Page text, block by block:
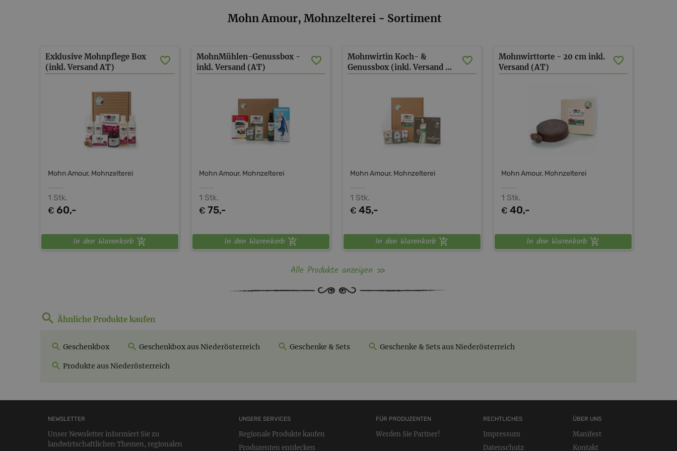
Mohn Amour, Mohnzelterei - Sortiment
Exklusive Mohnpflege Box
(inkl. Versand AT)
Mohn Amour, Mohnzelterei
1 Stk.
€ 60,-
In den Warenkorb
MohnMühlen-Genussbox -
inkl. Versand (AT)
Mohn Amour, Mohnzelterei
1 Stk.
€ 75,-
In den Warenkorb
Mohnwirtin Koch- &
Genussbox (inkl. Versand AT)
Mohn Amour, Mohnzelterei
1 Stk.
€ 45,-
In den Warenkorb
Mohnwirttorte - 20 cm inkl.
Versand (AT)
Mohn Amour, Mohnzelterei
1 Stk.
€ 40,-
In den Warenkorb
Alle Produkte anzeigen
Ähnliche Produkte kaufen
Geschenkbox Geschenkbox aus Niederösterreich Geschenke & Sets Geschenke & Sets aus Niederösterreich
Produkte aus Niederösterreich
NEWSLETTER
Unser Newsletter informiert Sie zu
landwirtschaftlichen Themen, regionalen
UNSERE SERVICES
Regionale Produkte kaufen
Produzenten entdecken
FÜR PRODUZENTEN
Werden Sie Partner!
RECHTLICHES
Impressum
Datenschutz
ÜBER UNS
Manifest
Kontakt